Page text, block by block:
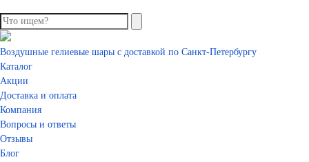
Воздушные гелиевые шары с доставкой по Санкт-Петербургу
Каталог
Акции
Доставка и оплата
Компания
Вопросы и ответы
Отзывы
Блог